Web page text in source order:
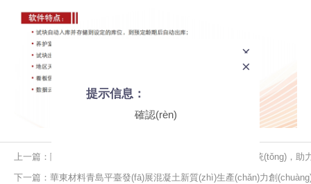
×
×
提示信息：
確認(rèn)
上一篇：隆重推出！混凝土攪拌狀態(tài)實(shí)時(shí)觀測系統(tǒng)
下一篇：華東材料青島平臺發(fā)展混凝土新質(zhì)生產(chǎn)力創